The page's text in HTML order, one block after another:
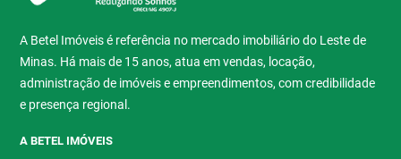
A Betel Imóveis é referência no mercado imobiliário do Leste de
Minas. Há mais de 15 anos, atua em vendas, locação,
administração de imóveis e empreendimentos, com credibilidade
e presença regional.
A BETEL IMÓVEIS